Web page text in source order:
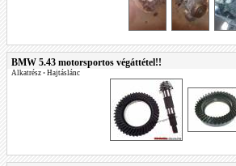
BMW 5.43 motorsportos végáttétel!!
Alkatrész • Hajtáslánc